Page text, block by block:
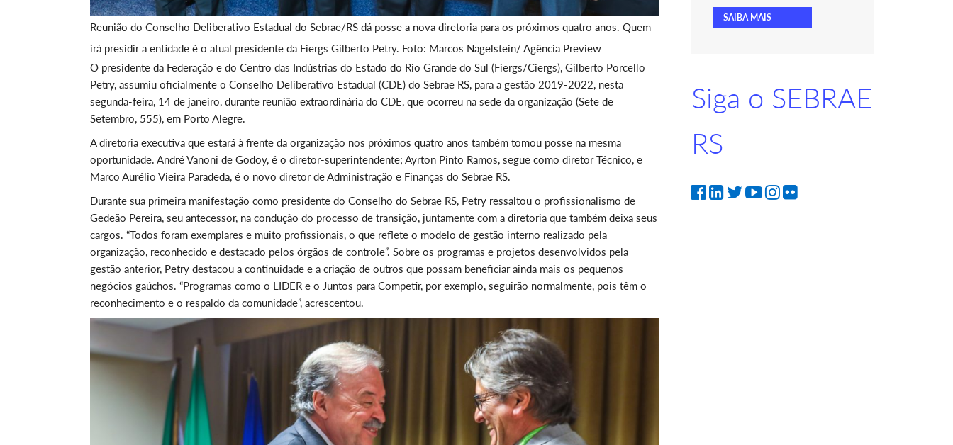
Reunião do Conselho Deliberativo Estadual do Sebrae/RS dá posse a nova diretoria para os próximos quatro anos. Quem
irá presidir a entidade é o atual presidente da Fiergs Gilberto Petry. Foto: Marcos Nagelstein/ Agência Preview
O presidente da Federação e do Centro das Indústrias do Estado do Rio Grande do Sul (Fiergs/Ciergs), Gilberto Porcello
Petry, assumiu oficialmente o Conselho Deliberativo Estadual (CDE) do Sebrae RS, para a gestão 2019-2022, nesta
segunda-feira, 14 de janeiro, durante reunião extraordinária do CDE, que ocorreu na sede da organização (Sete de
Setembro, 555), em Porto Alegre.
A diretoria executiva que estará à frente da organização nos próximos quatro anos também tomou posse na mesma
oportunidade. André Vanoni de Godoy, é o diretor-superintendente; Ayrton Pinto Ramos, segue como diretor Técnico, e
Marco Aurélio Vieira Paradeda, é o novo diretor de Administração e Finanças do Sebrae RS.
Durante sua primeira manifestação como presidente do Conselho do Sebrae RS, Petry ressaltou o profissionalismo de
Gedeão Pereira, seu antecessor, na condução do processo de transição, juntamente com a diretoria que também deixa seus
cargos. “Todos foram exemplares e muito profissionais, o que reflete o modelo de gestão interno realizado pela
organização, reconhecido e destacado pelos órgãos de controle”. Sobre os programas e projetos desenvolvidos pela
gestão anterior, Petry destacou a continuidade e a criação de outros que possam beneficiar ainda mais os pequenos
negócios gaúchos. “Programas como o LIDER e o Juntos para Competir, por exemplo, seguirão normalmente, pois têm o
reconhecimento e o respaldo da comunidade”, acrescentou.
SAIBA MAIS
Siga o SEBRAE
RS